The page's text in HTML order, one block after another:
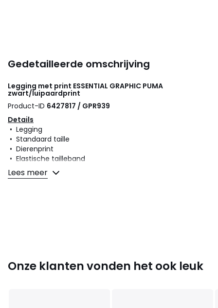
Gedetailleerde omschrijving
Legging met print ESSENTIAL GRAPHIC PUMA
zwart/luipaardprint
Product-ID 6427817 / GPR939
Details
• Legging
• Standaard taille
• Dierenprint
• Elastische tailleband
Samenstelling en onderhoud
Lees meer
Onze klanten vonden het ook leuk